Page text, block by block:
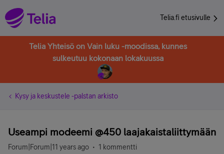
Telia.fi etusivulle
Telia Yhteisö on Vain luku -moodissa, kunnes
sulkeutuu kokonaan lokakuussa
Kysy ja keskustele -palstan arkisto
Useampi modeemi @450 laajakaistaliittymään
Forum|Forum|11 years ago 1 kommentti